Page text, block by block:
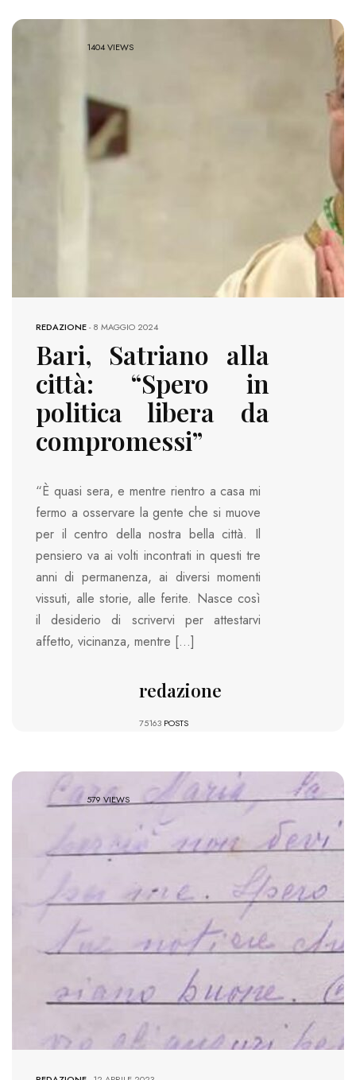
1404 VIEWS
REDAZIONE-8 MAGGIO 2024
Bari, Satriano alla
città: “Spero in
politica libera da
compromessi”
“È quasi sera, e mentre rientro a casa mi
fermo a osservare la gente che si muove
per il centro della nostra bella città. Il
pensiero va ai volti incontrati in questi tre
anni di permanenza, ai diversi momenti
vissuti, alle storie, alle ferite. Nasce così
il desiderio di scrivervi per attestarvi
affetto, vicinanza, mentre […]
redazione
75163 POSTS
579 VIEWS